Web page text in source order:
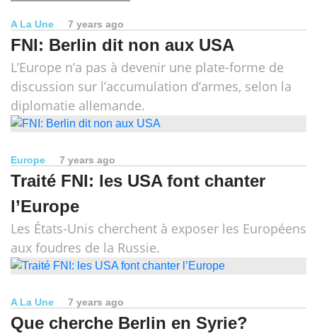
A La Une 7 years ago
FNI: Berlin dit non aux USA
L’Europe n’a pas à devenir une plate-forme de
discussion sur l’accumulation d’armes, selon la
diplomatie allemande.
Europe 7 years ago
Traité FNI: les USA font chanter
l’Europe
Les États-Unis cherchent à exposer les Européens
aux foudres de la Russie.
A La Une 7 years ago
Que cherche Berlin en Syrie?